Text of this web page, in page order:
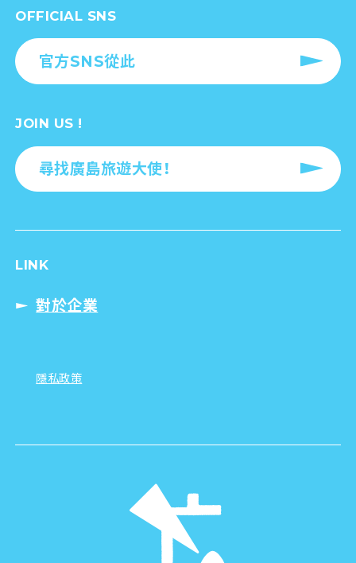
OFFICIAL SNS
官方SNS從此
JOIN US !
尋找廣島旅遊大使！
LINK
對於企業
隱私政策